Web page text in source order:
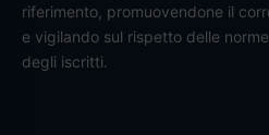
riferimento, promuovendone il
e vigilando sul rispetto delle
degli iscritti.